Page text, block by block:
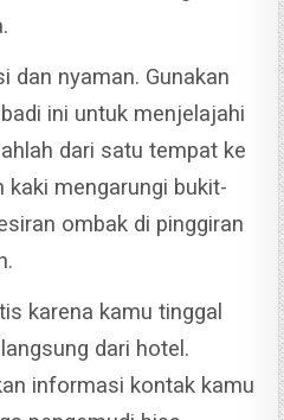
dan nyaman. Gunakan
ini untuk menjelajahi
dari satu tempat ke
kaki mengarungi bukit-
ombak di pinggiran
karena kamu tinggal
dari hotel.
informasi kontak kamu